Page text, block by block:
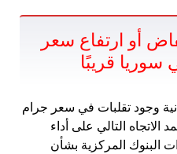
أو ارتفاع سعر
قريبًا
وجود تقلبات في سعر جرام
التالي على أداء
البنوك المركزية بشأن